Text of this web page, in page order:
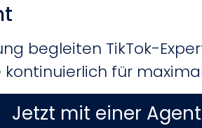
begleiten TikTok-
für
Jetzt mit einer